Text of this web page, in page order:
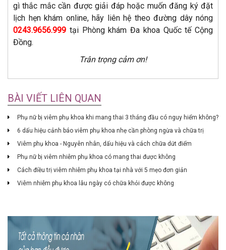
gì thắc mắc cần được giải đáp hoặc muốn đăng ký đặt
lịch hẹn khám online, hãy liên hệ theo đường dây nóng
0243.9656.999 tại Phòng khám Đa khoa Quốc tế Cộng
Đồng.
Trân trọng cảm ơn!
BÀI VIẾT LIÊN QUAN
Phụ nữ bị viêm phụ khoa khi mang thai 3 tháng đầu có nguy hiểm không?
6 dấu hiệu cảnh báo viêm phụ khoa nhẹ cần phòng ngừa và chữa trị
Viêm phụ khoa - Nguyên nhân, dấu hiệu và cách chữa dứt điểm
Phụ nữ bị viêm nhiễm phụ khoa có mang thai được không
Cách điều trị viêm nhiễm phụ khoa tại nhà với 5 mẹo đơn giản
Viêm nhiễm phụ khoa lâu ngày có chữa khỏi được không